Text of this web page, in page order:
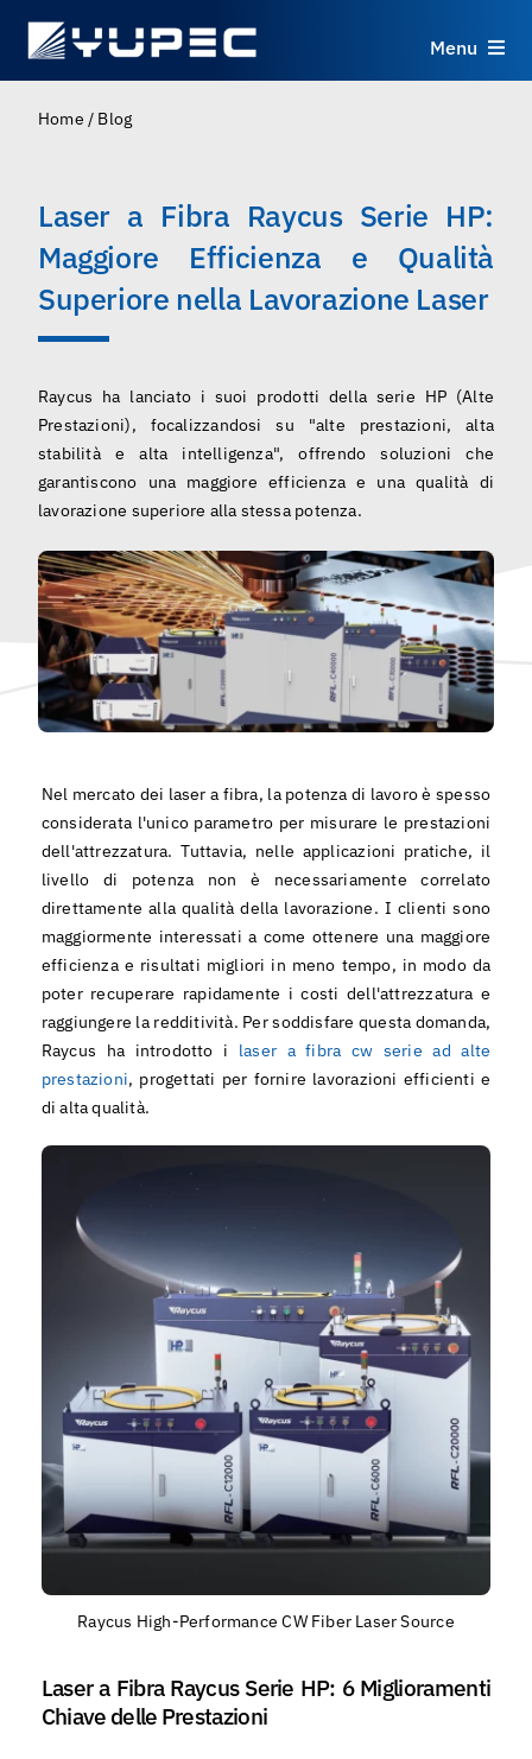
Menu
Applicazioni
Chi Siamo
Contatti
Italiano
Home / Blog
Laser a Fibra Raycus Serie HP:
Maggiore Efficienza e Qualità
Superiore nella Lavorazione Laser
Raycus ha lanciato i suoi prodotti della serie HP (Alte
Prestazioni), focalizzandosi su "alte prestazioni, alta
stabilità e alta intelligenza", offrendo soluzioni che
garantiscono una maggiore efficienza e una qualità di
lavorazione superiore alla stessa potenza.
Nel mercato dei laser a fibra, la potenza di lavoro è spesso
considerata l'unico parametro per misurare le prestazioni
dell'attrezzatura. Tuttavia, nelle applicazioni pratiche, il
livello di potenza non è necessariamente correlato
direttamente alla qualità della lavorazione. I clienti sono
maggiormente interessati a come ottenere una maggiore
efficienza e risultati migliori in meno tempo, in modo da
poter recuperare rapidamente i costi dell'attrezzatura e
raggiungere la redditività. Per soddisfare questa domanda,
Raycus ha introdotto i laser a fibra cw serie ad alte
prestazioni, progettati per fornire lavorazioni efficienti e
di alta qualità.
Raycus High-Performance CW Fiber Laser Source
Laser a Fibra Raycus Serie HP: 6 Miglioramenti
Chiave delle Prestazioni